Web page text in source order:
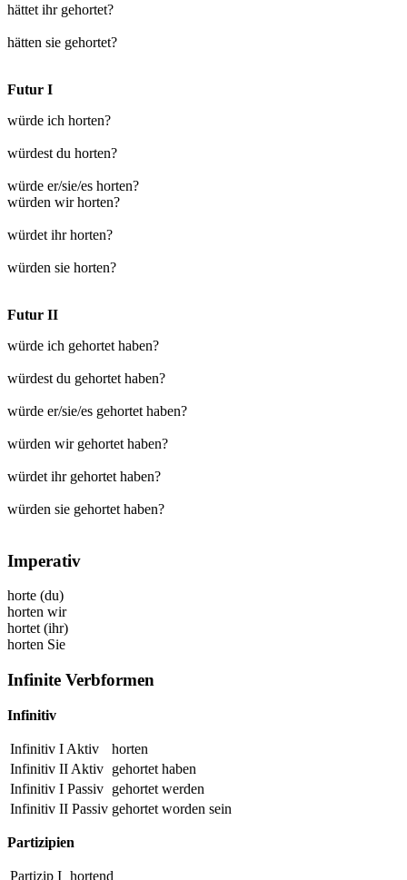
hättet ihr gehortet?
hätten sie gehortet?
Futur I
würde ich horten?
würdest du horten?
würde er/sie/es horten?
würden wir horten?
würdet ihr horten?
würden sie horten?
Futur II
würde ich gehortet haben?
würdest du gehortet haben?
würde er/sie/es gehortet haben?
würden wir gehortet haben?
würdet ihr gehortet haben?
würden sie gehortet haben?
Imperativ
horte (du)
horten wir
hortet (ihr)
horten Sie
Infinite Verbformen
Infinitiv
Infinitiv I Aktiv
horten
Infinitiv II Aktiv gehortet haben
Infinitiv I Passiv gehortet werden
Infinitiv II Passiv gehortet worden sein
Partizipien
Partizip I hortend